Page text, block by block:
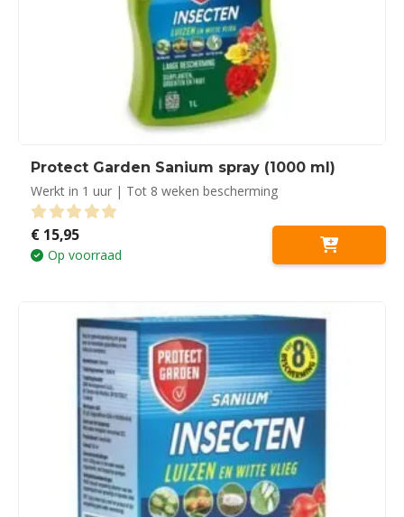
Protect Garden Sanium spray (1000 ml)
Werkt in 1 uur | Tot 8 weken bescherming
0 out of 5
€ 15,95
Op voorraad